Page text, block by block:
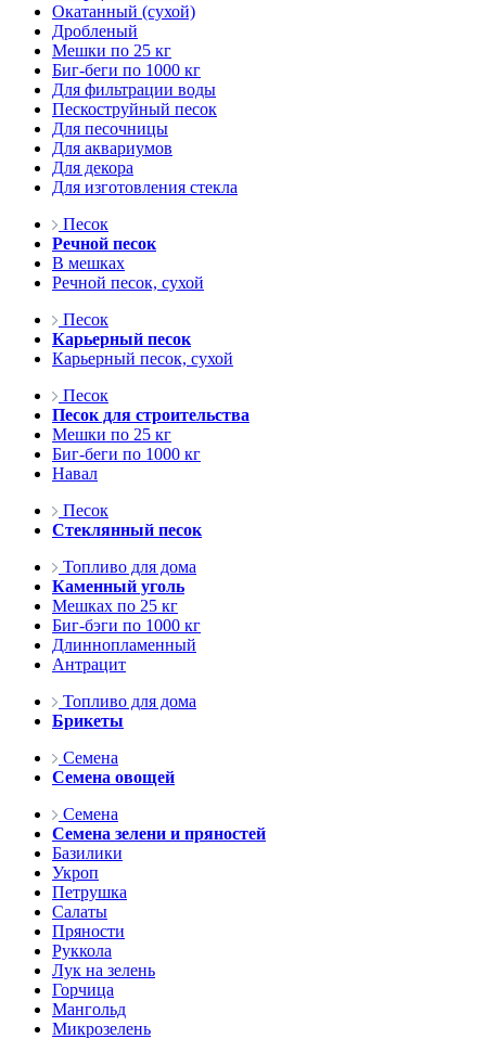
Окатанный (сухой)
Дробленый
Мешки по 25 кг
Биг-беги по 1000 кг
Для фильтрации воды
Пескоструйный песок
Для песочницы
Для аквариумов
Для декора
Для изготовления стекла
Песок
Речной песок
В мешках
Речной песок, сухой
Песок
Карьерный песок
Карьерный песок, сухой
Песок
Песок для строительства
Мешки по 25 кг
Биг-беги по 1000 кг
Навал
Песок
Стеклянный песок
Топливо для дома
Каменный уголь
Мешках по 25 кг
Биг-бэги по 1000 кг
Длиннопламенный
Антрацит
Топливо для дома
Брикеты
Семена
Семена овощей
Семена
Семена зелени и пряностей
Базилики
Укроп
Петрушка
Салаты
Пряности
Руккола
Лук на зелень
Горчица
Мангольд
Микрозелень